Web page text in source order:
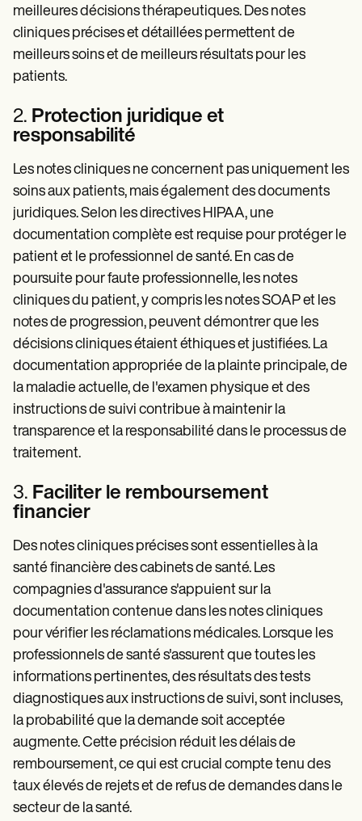
meilleures décisions thérapeutiques. Des notes
cliniques précises et détaillées permettent de
meilleurs soins et de meilleurs résultats pour les
patients.
2. Protection juridique et
responsabilité
Les notes cliniques ne concernent pas uniquement les
soins aux patients, mais également des documents
juridiques. Selon les directives HIPAA, une
documentation complète est requise pour protéger le
patient et le professionnel de santé. En cas de
poursuite pour faute professionnelle, les notes
cliniques du patient, y compris les notes SOAP et les
notes de progression, peuvent démontrer que les
décisions cliniques étaient éthiques et justifiées. La
documentation appropriée de la plainte principale, de
la maladie actuelle, de l'examen physique et des
instructions de suivi contribue à maintenir la
transparence et la responsabilité dans le processus de
traitement.
3. Faciliter le remboursement
financier
Des notes cliniques précises sont essentielles à la
santé financière des cabinets de santé. Les
compagnies d'assurance s'appuient sur la
documentation contenue dans les notes cliniques
pour vérifier les réclamations médicales. Lorsque les
professionnels de santé s'assurent que toutes les
informations pertinentes, des résultats des tests
diagnostiques aux instructions de suivi, sont incluses,
la probabilité que la demande soit acceptée
augmente. Cette précision réduit les délais de
remboursement, ce qui est crucial compte tenu des
taux élevés de rejets et de refus de demandes dans le
secteur de la santé.